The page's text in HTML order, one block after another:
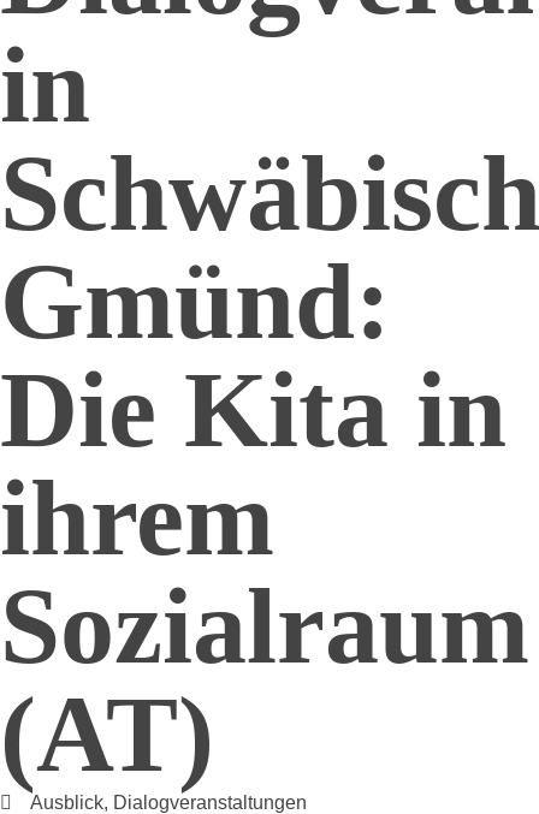
in
Gmünd:
Die Kita in
ihrem
Sozialraum
(AT)
Ausblick, Dialogveranstaltungen